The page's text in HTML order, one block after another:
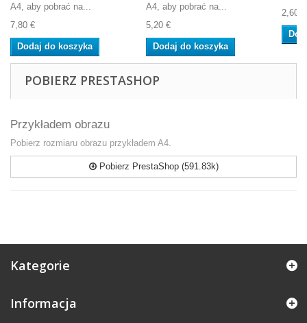
A4, aby pobrać na...
7,80 €
Dodaj do koszyka
A4, aby pobrać na...
5,20 €
Dodaj do koszyka
2,60 €
POBIERZ PRESTASHOP
Przykładem obrazu
Pobierz rozmiaru obrazu przykładem A4.
Pobierz PrestaShop (591.83k)
Kategorie
Informacja